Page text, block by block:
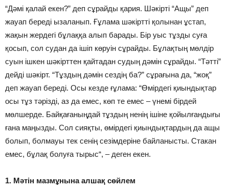
“Дәмі қалай екен?” деп сұрайды қария. Шәкірті “Ащы” деп
жауап береді ызаланып. Ғұлама шәкіртті қолынан ұстап,
жақын жердегі бұлаққа алып барады. Бір уыс тұзды суға
қосып, сол судан да ішіп көруін сұрайды. Бұлақтың мөлдір
суын ішкен шәкірттен қайтадан судың дәмін сұрайды. “Tәтті”
дейді шәкірт. “Тұздың дәмін сездің ба?” сұрағына да, “жоқ”
деп жауап береді. Осы кезде ғұлама: “Өмірдегі қиындықтар
осы тұз тәрізді, аз да емес, көп те емес – үнемі бірдей
мөлшерде. Байқағаныңдай тұздың ненің ішіне қойылғандығы
ғана маңызды. Сол сияқты, өмірдегі қиындықтардың да ащы
болып, болмауы тек сенің сезімдеріне байланысты. Стакан
емес, бұлақ болуға тырыс“, – деген екен.
1. Мәтін мазмұнына алшақ сөйлем